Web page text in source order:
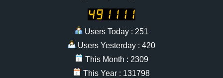
Users Today : 251
Users Yesterday : 420
This Month : 2309
This Year : 131798